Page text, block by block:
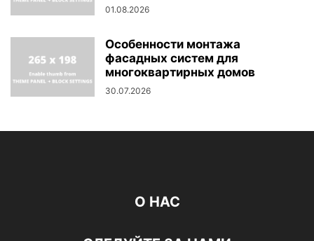
01.08.2026
Особенности монтажа
фасадных систем для
многоквартирных домов
30.07.2026
О НАС